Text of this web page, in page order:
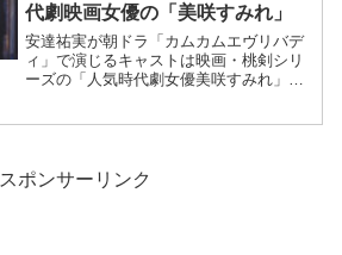
代劇映画女優の「美咲すみれ」
安達祐実が朝ドラ「カムカムエヴリバデ
ィ」で演じるキャストは映画・桃剣シリ
ーズの「人気時代劇女優美咲すみれ」安
です。それから何年たったのでしょ
う？ 20年は経ってますね。
スポンサーリンク